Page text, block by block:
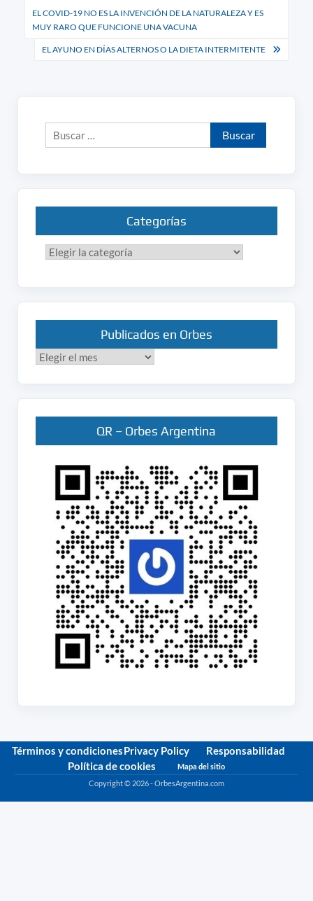
de
entradas
EL COVID-19 NO ES LA INVENCIÓN DE LA NATURALEZA Y ES
MUY RARO QUE FUNCIONE UNA VACUNA
EL AYUNO EN DÍAS ALTERNOS O LA DIETA INTERMITENTE
Buscar:
Categorías
Categorías
Publicados en Orbes
Publicados
QR – Orbes Argentina
Términos y condicionesPrivacy Policy
Responsabilidad
Política de cookies
Mapa del sitio
Copyright © 2026 - OrbesArgentina.com